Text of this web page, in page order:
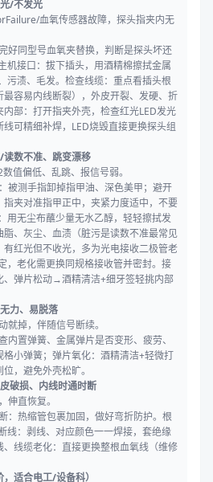
/不发光
血氧传感器故障，探头指夹内无
好同型号血氧夹替换，判断是探头坏还
机接口：拔下插头，用酒精棉擦拭金属
污渍、毛发。检查线缆：重点看插头根
容易内线断裂），外皮开裂、发硬、折
部：打开指夹外壳，检查红光LED发光
可精细补焊，LED烧毁直接更换探头组
数不准、跳变漂移
值偏低、乱跳、报信号弱。
被测手指卸掉指甲油、深色美甲；避开
夹对准指甲正中，夹紧力度适中，不要
用无尘布蘸少量无水乙醇，轻轻擦拭发
、灰尘、血渍（脏污是读数不准最常见
红光但不收光，多为光电接收二极管老
，老化需更换同规格接收管并密封。接
、弹片松动→酒精清洁+细牙签轻挑内部
力、易脱落
就掉，伴随信号断续。
内置弹簧、金属弹片是否变形、疲劳、
小弹簧；弹片氧化：酒精清洁+轻微打
，避免外壳松旷。
破损、内线时通时断
伸直恢复。
：热缩管包裹加固，做好弯折防护。根
线：剥线、对应颜色一一焊接，套绝缘
线缆老化：直接更换整根血氧线（维修
适合电工/设备科）